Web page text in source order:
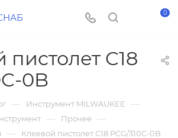
0
пистолет C18
0B
— Инструмент MILWAUKEE —
— Прочее —
— Клеевой пистолет C18 PCG/310C-0B